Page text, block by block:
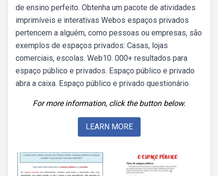
de ensino perfeito. Obtenha um pacote de atividades
imprimíveis e interativas Webos espaços privados
pertencem a alguém, como pessoas ou empresas, são
exemplos de espaços privados: Casas, lojas
comerciais, escolas. Web10. 000+ resultados para
espaço público e privados. Espaço público e privado
abra a caixa. Espaço público e privado questionário.
For more information, click the button below.
LEARN MORE